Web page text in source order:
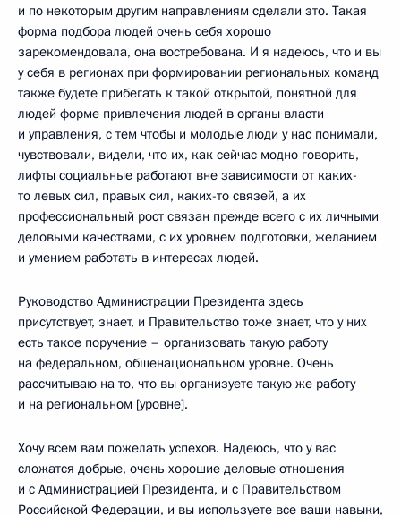
и по некоторым другим направлениям сделали это. Такая
форма подбора людей очень себя хорошо
зарекомендовала, она востребована. И я надеюсь, что и вы
у себя в регионах при формировании региональных команд
также будете прибегать к такой открытой, понятной для
людей форме привлечения людей в органы власти
и управления, с тем чтобы и молодые люди у нас понимали,
чувствовали, видели, что их, как сейчас модно говорить,
лифты социальные работают вне зависимости от каких-
то левых сил, правых сил, каких-то связей, а их
профессиональный рост связан прежде всего с их личными
деловыми качествами, с их уровнем подготовки, желанием
и умением работать в интересах людей.
Руководство Администрации Президента здесь
присутствует, знает, и Правительство тоже знает, что у них
есть такое поручение – организовать такую работу
на федеральном, общенациональном уровне. Очень
рассчитываю на то, что вы организуете такую же работу
и на региональном [уровне].
Хочу всем вам пожелать успехов. Надеюсь, что у вас
сложатся добрые, очень хорошие деловые отношения
и с Администрацией Президента, и с Правительством
Российской Федерации, и вы используете все ваши навыки,